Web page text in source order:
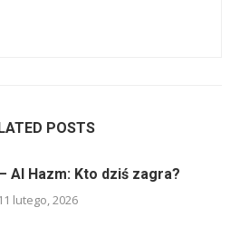
POSTS
Al Hazm: Kto dziś zagra?
11 lutego, 2026